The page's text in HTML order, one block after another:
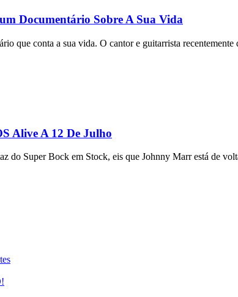
Documentário Sobre A Sua Vida
que conta a sua vida. O cantor e guitarrista
Alive A 12 De Julho
do Super Bock em Stock, eis que Johnny Marr está de